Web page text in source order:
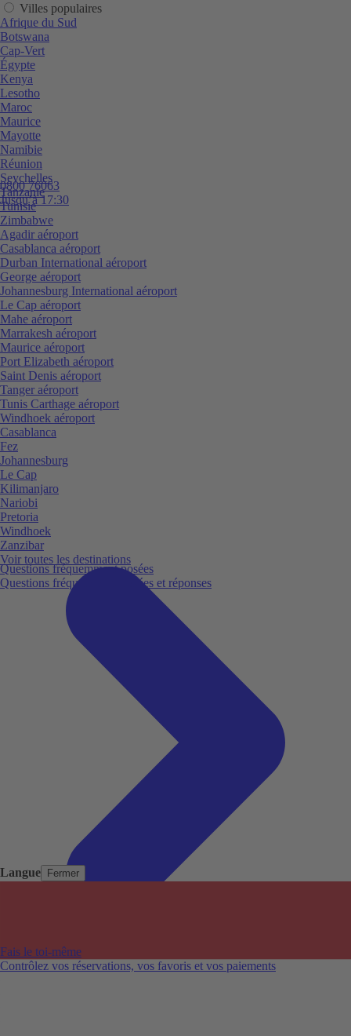
Langue Fermer
0800 76063
Jusqu’à 17:30
Questions fréquemment posées
Questions fréquemment posées et réponses
Fais le toi-même
Contrôlez vos réservations, vos favoris et vos paiements
Villes populaires
Afrique du Sud
Botswana
Cap-Vert
Égypte
Kenya
Lesotho
Maroc
Maurice
Mayotte
Namibie
Réunion
Seychelles
Tanzanie
Tunisie
Zimbabwe
Agadir aéroport
Casablanca aéroport
Durban International aéroport
George aéroport
Johannesburg International aéroport
Le Cap aéroport
Mahe aéroport
Marrakesh aéroport
Maurice aéroport
Port Elizabeth aéroport
Saint Denis aéroport
Tanger aéroport
Tunis Carthage aéroport
Windhoek aéroport
Casablanca
Fez
Johannesburg
Le Cap
Kilimanjaro
Nariobi
Pretoria
Windhoek
Zanzibar
Voir toutes les destinations
Aéroports populaires
Villes populaires
Australie